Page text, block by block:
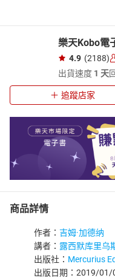
樂天Kobo電
4.9 (2188)
出貨速度 1 天
追蹤店家
商品詳情
作者： 吉姆·加德纳
講者： 露西默库里乌
出版社： Mercurius
出版日期：2019/01/